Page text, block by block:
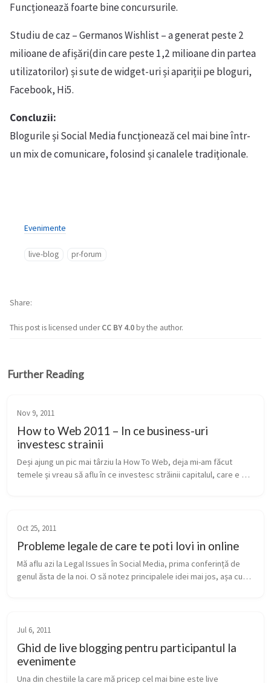
Funcționează foarte bine concursurile.
Studiu de caz – Germanos Wishlist – a generat peste 2
milioane de afișări(din care peste 1,2 milioane din partea
utilizatorilor) și sute de widget-uri și apariții pe bloguri,
Facebook, Hi5.
Concluzii:
Blogurile și Social Media funcționează cel mai bine într-
un mix de comunicare, folosind și canalele tradiționale.
Evenimente
live-blog pr-forum
This post is licensed underCC BY 4.0by the author.
Share
Further Reading
Nov 9, 2011
How to Web 2011 – In ce business-uri
investesc strainii
Deși ajung un pic mai târziu la How To Web, deja mi-am făcut
temele și vreau să aflu în ce investesc străinii capitalul, care e
Oct 25, 2011
Probleme legale de care te poti lovi in online
Mă aflu azi la Legal Issues în Social Media, prima conferință de
genul ăsta de la noi. O să notez principalele idei mai jos, așa cum
Jul 6, 2011
Ghid de live blogging pentru participantul la
evenimente
Una din chestiile la care mă pricep cel mai bine este live